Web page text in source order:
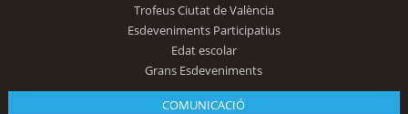
Trofeus Ciutat de València
Esdeveniments Participatius
Edat escolar
Grans Esdeveniments
COMUNICACIÓ